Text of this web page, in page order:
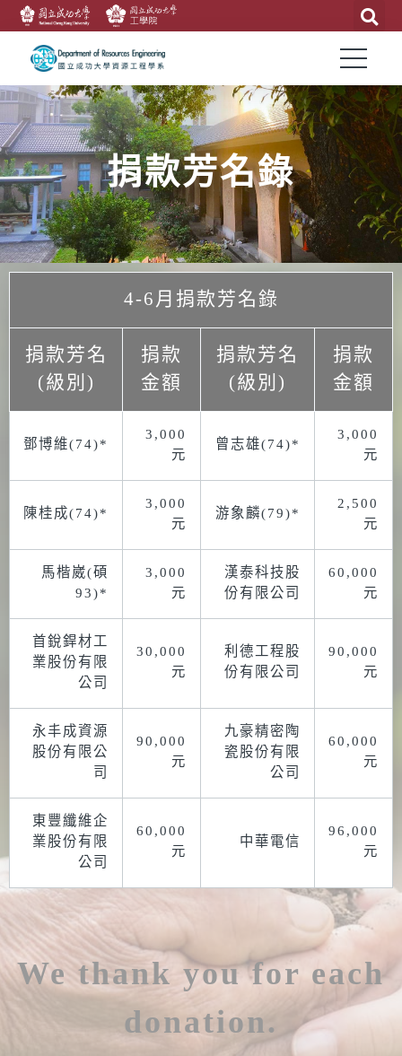
捐款芳名錄
4-6月捐款芳名錄
捐款芳名
(級別)
捐款
金額
捐款芳名
(級別)
捐款
金額
鄧博維(74)*
3,000
元
曾志雄(74)*
3,000
元
陳桂成(74)*
3,000
元
游象麟(79)*
2,500
元
馬楷崴(碩
93)*
3,000
元
漢泰科技股
份有限公司
60,000
元
首銳銲材工
業股份有限
公司
30,000
元
利德工程股
份有限公司
90,000
元
永丰成資源
股份有限公
司
90,000
元
九豪精密陶
瓷股份有限
公司
60,000
元
東豐纖維企
業股份有限
公司
60,000
元
中華電信
96,000
元
We thank you for each
donation.